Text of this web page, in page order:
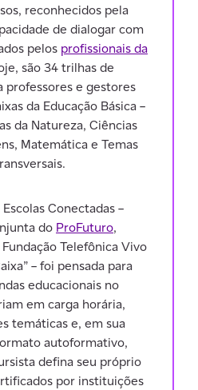
reconhecidos pela
de dialogar com
pelos profissionais da
são 34 trilhas de
professores e gestores
da Educação Básica –
da Natureza, Ciências
Matemática e Temas
Conectadas –
do ProFuturo,
Telefônica Vivo
– foi pensada para
educacionais no
em carga horária,
temáticas e, em sua
autoformativo,
defina seu próprio
por instituições